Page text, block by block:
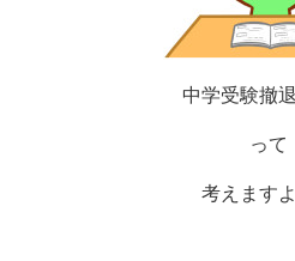
中学受験撤
って
考えます